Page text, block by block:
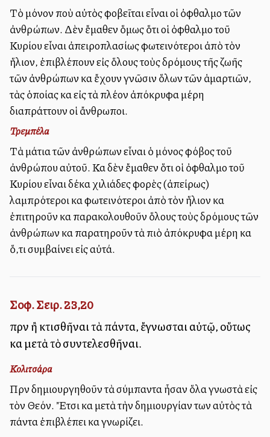
Τὸ μόνον ποὺ αὐτὸς φοβεῖται εἶναι οἱ ὀφθαλμοὶ τῶν
ἀνθρώπων. Δὲν ἔμαθεν ὅμως ὅτι οἱ ὀφθαλμοὶ τοῦ
Κυρίου εἶναι ἀπειροπλασίως φωτεινότεροι ἀπὸ τὸν
ἥλιον, ἐπιβλέπουν εἰς ὅλους τοὺς δρόμους τῆς ζωῆς
τῶν ἀνθρώπων καὶ ἔχουν γνῶσιν ὅλων τῶν ἁμαρτιῶν,
τὰς ὁποίας καὶ εἰς τὰ πλέον ἀπόκρυφα μέρη
διαπράττουν οἱ ἄνθρωποι.
Τρεμπέλα
Τὰ μάτια τῶν ἀνθρώπων εἶναι ὁ μόνος φόβος τοῦ
ἀνθρώπου αὐτοῦ. Καὶ δὲν ἔμαθεν ὅτι οἱ ὀφθαλμοὶ τοῦ
Κυρίου εἶναι δέκα χιλιάδες φορὲς (ἀπείρως)
λαμπρότεροι καὶ φωτεινότεροι ἀπὸ τὸν ἥλιον καὶ
ἐπιτηροῦν καὶ παρακολουθοῦν ὅλους τοὺς δρόμους τῶν
ἀνθρώπων καὶ παρατηροῦν τὰ πιὸ ἀπόκρυφα μέρη καὶ
ὅ,τι συμβαίνει εἰς αὐτά.
Σοφ. Σειρ. 23,20
πρὶν ἢ κτισθῆναι τὰ πάντα, ἔγνωσται αὐτῷ, οὕτως
καὶ μετὰ τὸ συντελεσθῆναι.
Κολιτσάρα
Πρὶν δημιουργηθοῦν τὰ σύμπαντα ἦσαν ὅλα γνωστὰ εἰς
τὸν Θεόν. Ἔτσι καὶ μετὰ τὴν δημιουργίαν των αὐτὸς τὰ
πάντα ἐπιβλέπει καὶ γνωρίζει.